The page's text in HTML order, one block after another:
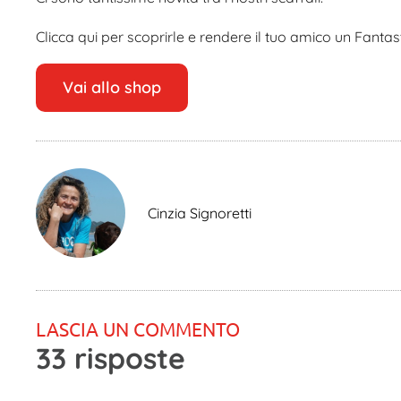
Clicca qui per scoprirle e rendere il tuo amico un
Vai allo shop
Cinzia Signoretti
LASCIA UN COMMENTO
33 risposte